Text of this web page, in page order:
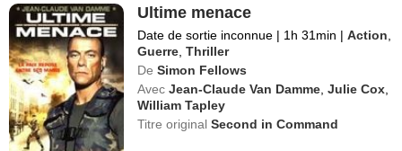
Ultime menace
Date de sortie inconnue | 1h 31min | Action
Guerre ,Thriller
De Simon Fellows
Avec Jean-Claude Van Damme ,Julie Cox
William Tapley
Titre originalSecond in Command